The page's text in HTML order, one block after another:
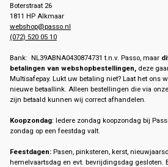
Boterstraat 26
1811 HP Alkmaar
webshop@passo.nl
(072) 520 05 10
Bank: NL39ABNA0430874731 t.n.v. Passo, maar
betalingen van webshopbestellingen, deze
Multisafepay. Lukt uw betaling niet? Laat het ons
nieuwe betaallink. Alleen bestellingen die via
zijn betaald kunnen wij correct afhandelen.
Koopzondag: Iedere zondag koopzondag bij
zondag op een feestdag valt.
Feestdagen: Pasen, pinksteren, kerst,
hemelvaartsdag en evt. bevrijdingsdag gesloten.